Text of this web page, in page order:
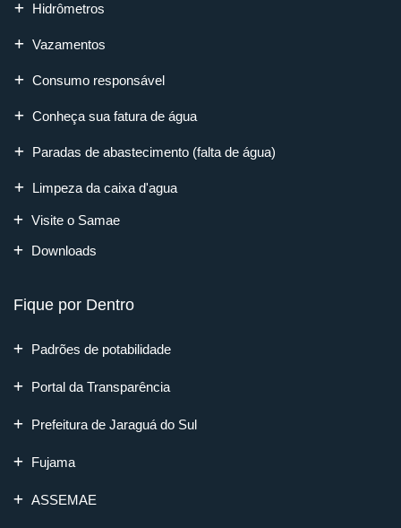
Hidrômetros
Vazamentos
Consumo responsável
Conheça sua fatura de água
Paradas de abastecimento (falta de água)
Limpeza da caixa d'agua
Visite o Samae
Downloads
Fique por Dentro
Padrões de potabilidade
Portal da Transparência
Prefeitura de Jaraguá do Sul
Fujama
ASSEMAE